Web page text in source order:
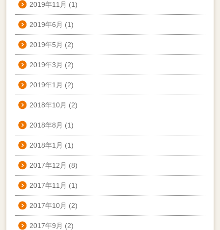
2019年11月 (1)
2019年6月 (1)
2019年5月 (2)
2019年3月 (2)
2019年1月 (2)
2018年10月 (2)
2018年8月 (1)
2018年1月 (1)
2017年12月 (8)
2017年11月 (1)
2017年10月 (2)
2017年9月 (2)